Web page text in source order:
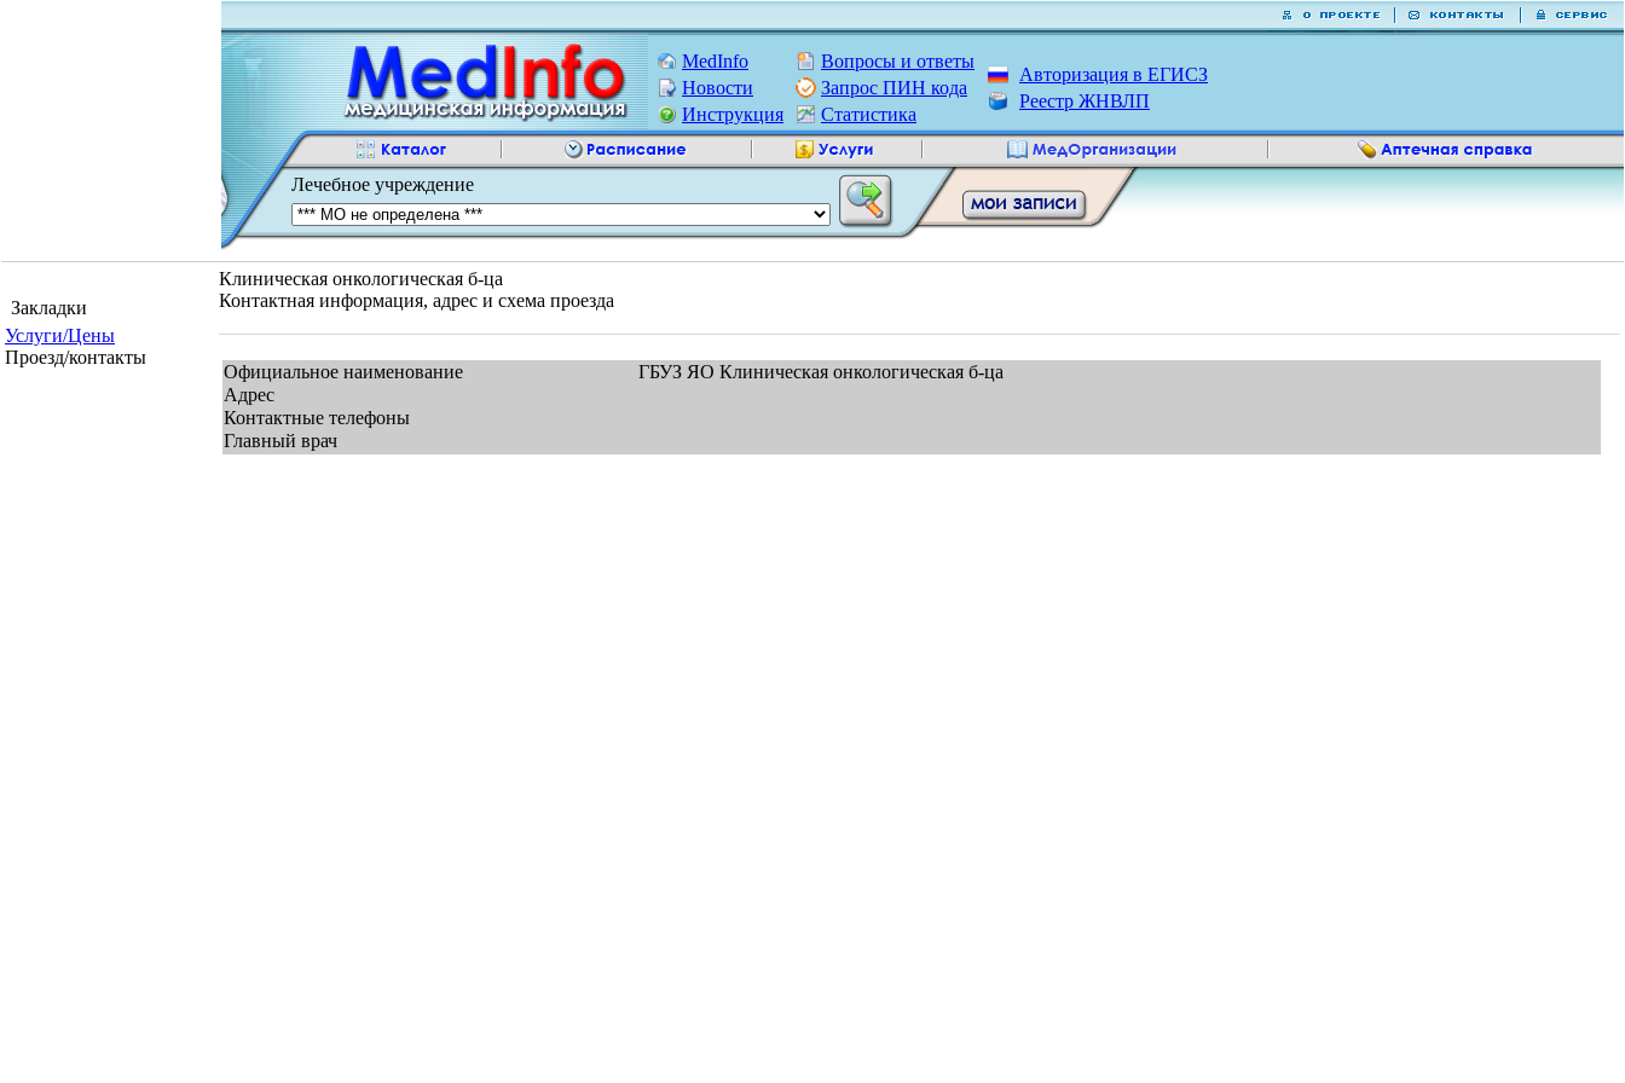
MedInfo
Новости
Инструкция
Вопросы и ответы
Запрос ПИН кода
Статистика
Авторизация в ЕГИСЗ
Реестр ЖНВЛП
Лечебное учреждение
Закладки
Услуги/Цены
Проезд/контакты
Клиническая онкологическая б-ца
Контактная информация, адрес и схема проезда
Официальное наименование
ГБУЗ ЯО Клиническая онкологическая б-ца
Адрес
Контактные телефоны
Главный врач